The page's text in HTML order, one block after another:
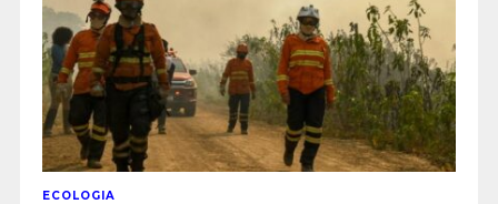
ECOLOGIA